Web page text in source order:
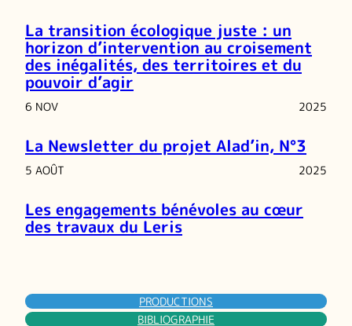
La transition écologique juste : un
horizon d’intervention au croisement
des inégalités, des territoires et du
pouvoir d’agir
6 NOV 2025
La Newsletter du projet Alad’in, N°3
5 AOÛT 2025
Les engagements bénévoles au cœur
des travaux du Leris
PRODUCTIONS
BIBLIOGRAPHIE